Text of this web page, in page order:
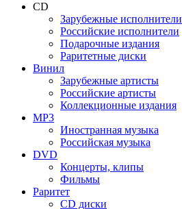
CD
Зарубежные исполнители
Российские исполнители
Подарочные издания
Раритетные диски
Винил
Зарубежные артисты
Российские артисты
Коллекционные издания
MP3
Иностранная музыка
Российская музыка
DVD
Концерты, клипы
Фильмы
Раритет
CD диски